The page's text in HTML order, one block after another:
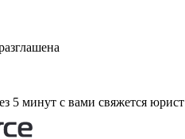
5 минут с вами свяжется юрист